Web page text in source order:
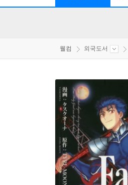
웰컴 외국도서